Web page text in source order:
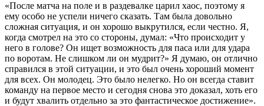
«После матча на поле и в раздевалке царил хаос, поэтому я
ему особо не успели ничего сказать. Там была довольно
сложная ситуация, и он хорошо выкрутился, если честно. Я,
когда смотрел на это со стороны, думал: «Что происходит у
него в голове? Он ищет возможность для паса или для удара
по воротам. Не слишком ли он мудрит?» Я думаю, он отлично
справился в этой ситуации, и это был очень хороший момент
для всех. Он молодец. Это было нелегко. Но он всегда ставит
команду на первое место и сегодня снова это доказал, хоть его
и будут хвалить отдельно за это фантастическое достижение».